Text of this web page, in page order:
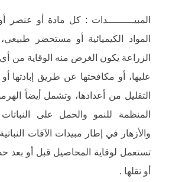
المبيـــــــــدات : كل مادة أو
المواد الكيميائية أو مستحضر
الزراعة يكون الغرض منه الوقاية من أي
عليها، أو مكافحتها عن طريق إبادتها
التقليل من أعدادها، وتشمل أيضاً
المنظمة للنمو والحمل على
والأزهار في إطار مبيدات الآفات
تستعمل لوقاية المحاصيل قبل أو بعد
أو نقلها .